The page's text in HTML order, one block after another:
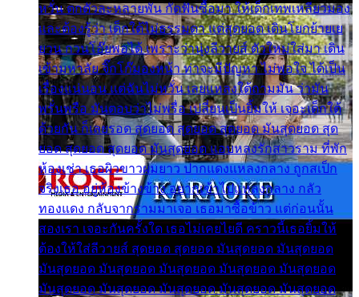
หวั่น ตกตัวละหลายพัน กัดฟันซื้อมา ให้เด็กเทพเหลียวมอง
และต้องรู้ว่า เด็กใต้ไม่ธรรมดา แต่สุดยอด เดินโยกย้ายเย
ยวน กวนโอ๊ยพอได้ เพราะว่านุ่งลีวายส์ ตัวใหม่ใส่มา เดิน
เข้ามหาลัย จิ๊กโก๊มองหน้า ท่าจะมีปัญหา ไม่พอใจ ได้เป็น
เรื่องแน่นอน แต่ฉันไม่หวั่น เลยแหลงใต้ถามมัน ว่ามัน
พรั่นพรือ มันตอบว่าไม่พรื่อ เปลี่ยนเป็นยิ้มให้ เจอะเด็กใต้
ด้วยกัน ก็เลยรอด สุดยอด สุดยอด สุดยอด มันสุดยอด สุด
ยอด สุดยอด สุดยอด มันสุดยอด แอบหลงรักสาวราม ที่พัก
ห้องเช่า เธอผิวขาวผมยาว ปากแดงแหลงกลาง ถูกสเป็ก
จริงเธอ อยู่ห้องข้างข้าง อยากเข้าไปแหลงกลาง กลัว
ทองแดง กลับจากรามมาเจอ เธอมาซื้อข้าว แต่ก่อนนั้น
สองเรา เจอะกันครั้งใด เธอไม่เคยไยดี คราวนี้เธอยิ้มให้
ต้องให้ใส่ลีวายส์ สุดยอด สุดยอด มันสุดยอด มันสุดยอด
มันสุดยอด มันสุดยอด มันสุดยอด มันสุดยอด มันสุดยอด
มันสุดยอด มันสุดยอด มันสุดยอด มันสุดยอด มันสุดยอด